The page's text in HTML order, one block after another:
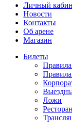
Личный
Новости
Контакты
Об арене
Магазин
Билеты
Правила
Ложи
Ресторан